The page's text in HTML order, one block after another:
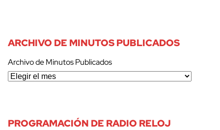
ARCHIVO DE MINUTOS PUBLICADOS
Archivo de Minutos Publicados
PROGRAMACIÓN DE RADIO RELOJ